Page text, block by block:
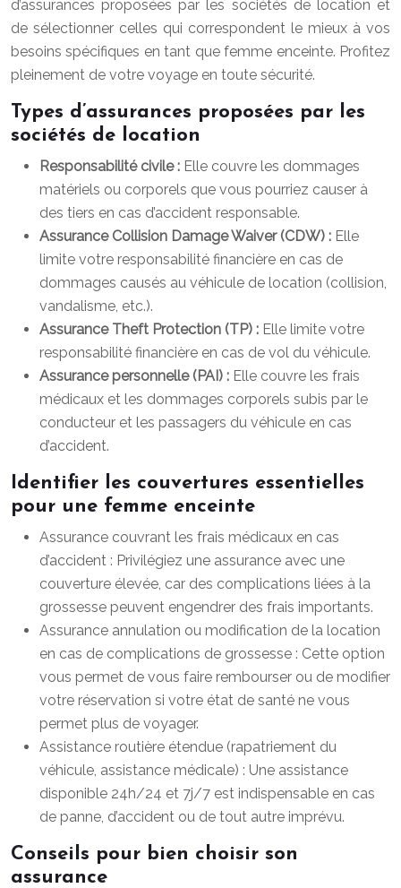
d’assurances proposées par les sociétés de location et
de sélectionner celles qui correspondent le mieux à vos
besoins spécifiques en tant que femme enceinte. Profitez
pleinement de votre voyage en toute sécurité.
Types d’assurances proposées par les
sociétés de location
Responsabilité civile : Elle couvre les dommages
matériels ou corporels que vous pourriez causer à
des tiers en cas d’accident responsable.
Assurance Collision Damage Waiver (CDW) : Elle
limite votre responsabilité financière en cas de
dommages causés au véhicule de location (collision,
vandalisme, etc.).
Assurance Theft Protection (TP) : Elle limite votre
responsabilité financière en cas de vol du véhicule.
Assurance personnelle (PAI) : Elle couvre les frais
médicaux et les dommages corporels subis par le
conducteur et les passagers du véhicule en cas
d’accident.
Identifier les couvertures essentielles
pour une femme enceinte
Assurance couvrant les frais médicaux en cas
d’accident : Privilégiez une assurance avec une
couverture élevée, car des complications liées à la
grossesse peuvent engendrer des frais importants.
Assurance annulation ou modification de la location
en cas de complications de grossesse : Cette option
vous permet de vous faire rembourser ou de modifier
votre réservation si votre état de santé ne vous
permet plus de voyager.
Assistance routière étendue (rapatriement du
véhicule, assistance médicale) : Une assistance
disponible 24h/24 et 7j/7 est indispensable en cas
de panne, d’accident ou de tout autre imprévu.
Conseils pour bien choisir son
assurance